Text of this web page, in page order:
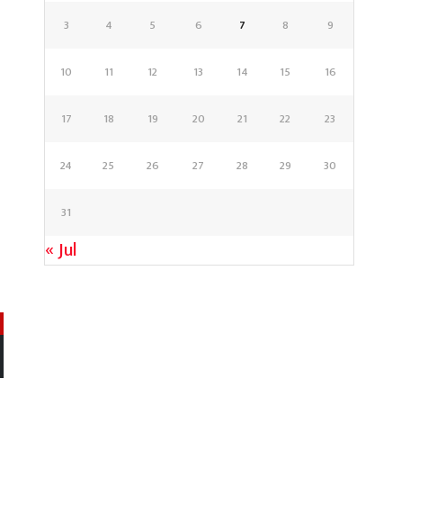
3 4 5 6 7 8 9
10 11 12 13 14 15 16
17 18 19 20 21 22 23
24 25 26 27 28 29 30
31
« Jul